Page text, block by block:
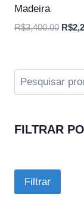
Madeira
R$3,400.00 O
era:
R$
Pesquisar
por:
FILTRAR
Filtrar